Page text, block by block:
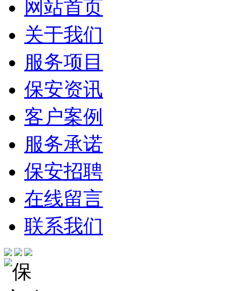
网站首页
关于我们
服务项目
保安资讯
客户案例
服务承诺
保安招聘
在线留言
联系我们